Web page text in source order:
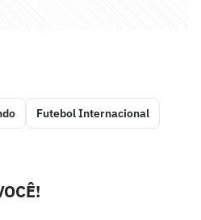
Futebol Internacional